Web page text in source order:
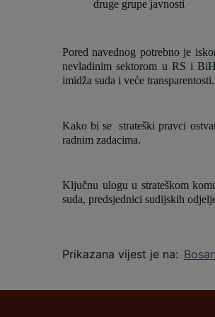
druge grupe javnosti
Pored navednog potrebno je
nevladinim sektorom u RS i
imidža suda i veće transparentosti.
Kako bi se strateški pravci
radnim zadacima.
Ključnu ulogu u strateškom
suda, predsjednici sudijskih
Prikazana vijest je na: